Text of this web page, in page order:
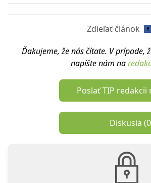
Zdieľať článok
Ďakujeme, že nás čítate. V prípade,
napíšte nám na
Poslať TIP redakcii
Diskusia (0